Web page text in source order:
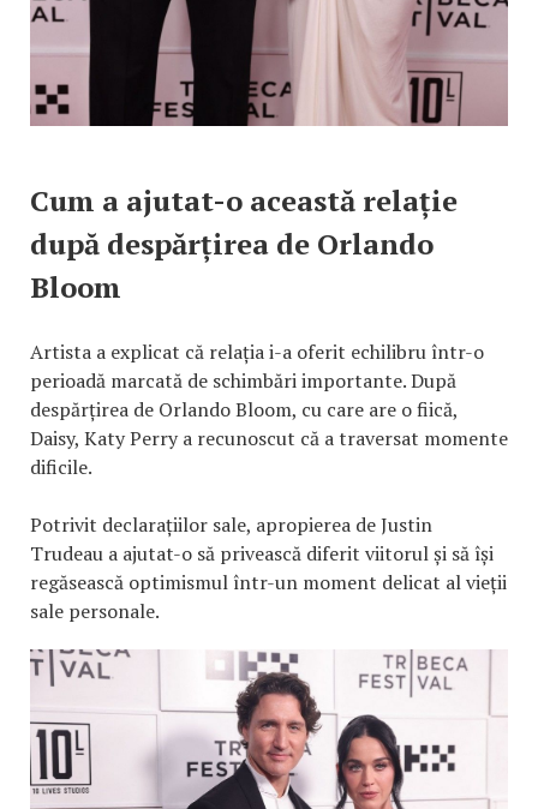
Cum a ajutat-o această relație
după despărțirea de Orlando
Bloom
Artista a explicat că relația i-a oferit echilibru într-o
perioadă marcată de schimbări importante. După
despărțirea de Orlando Bloom, cu care are o fiică,
Daisy, Katy Perry a recunoscut că a traversat momente
dificile.
Potrivit declarațiilor sale, apropierea de Justin
Trudeau a ajutat-o să privească diferit viitorul și să își
regăsească optimismul într-un moment delicat al vieții
sale personale.